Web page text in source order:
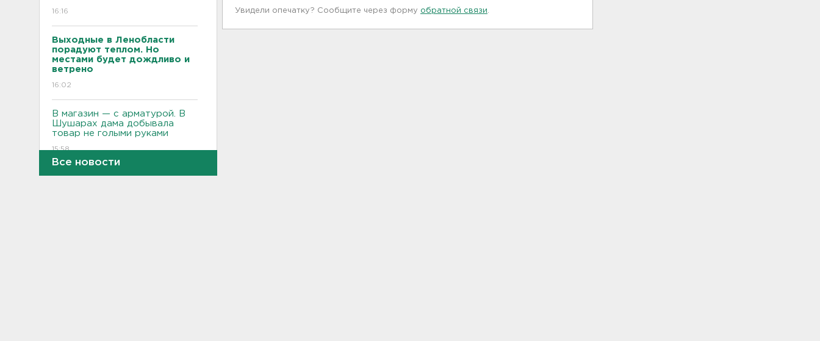
16:16
Выходные в Ленобласти
порадуют теплом. Но
местами будет дождливо и
ветрено
16:02
В магазин — с арматурой. В
Шушарах дама добывала
товар не голыми руками
15:58
Товары Wildberries будут
Все новости
Увидели опечатку? Сообщите через форму обратной связи